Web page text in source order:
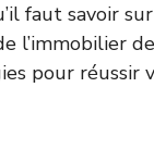
faut savoir
l’immobilier
pour réussir